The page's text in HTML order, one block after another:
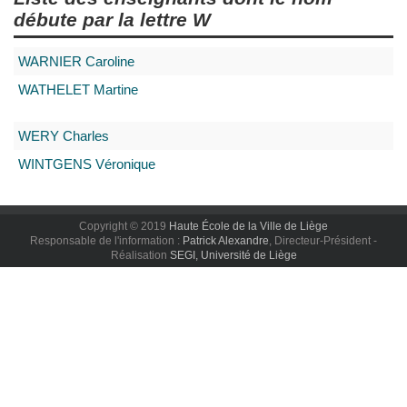
débute par la lettre W
WARNIER Caroline
WATHELET Martine
WERY Charles
WINTGENS Véronique
Copyright © 2019 Haute École de la Ville de Liège
Responsable de l'information : Patrick Alexandre, Directeur-Président -
Réalisation SEGI, Université de Liège